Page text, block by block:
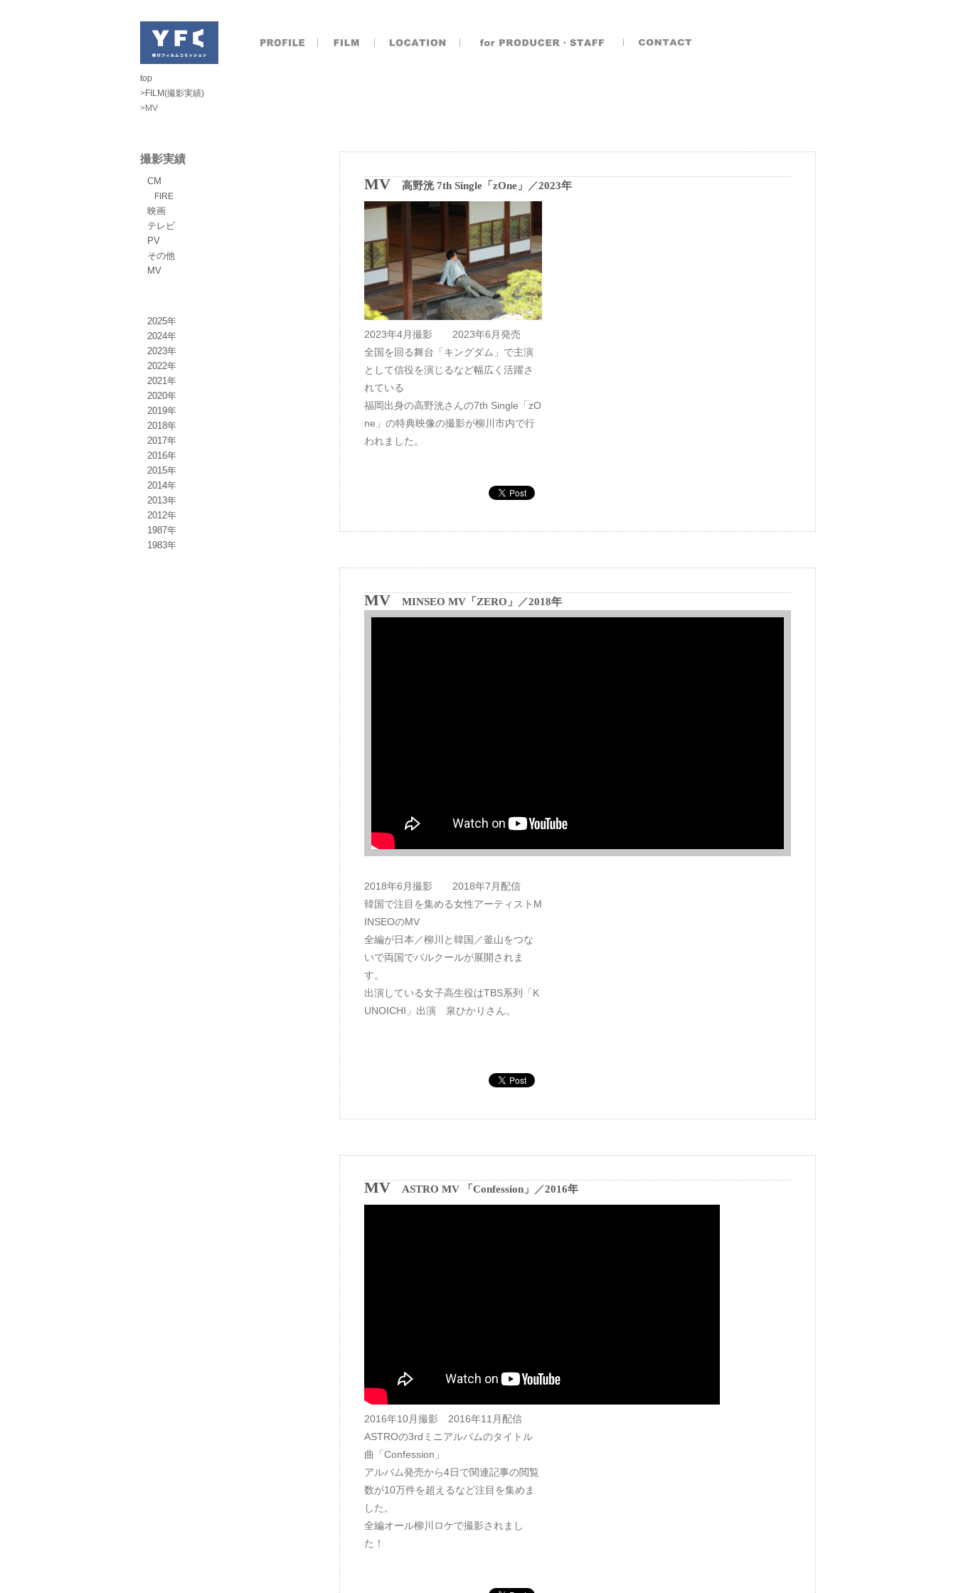
top
>FILM(撮影実績)
>MV
撮影実績
CM
FIRE
映画
テレビ
PV
その他
MV
2025年
2024年
2023年
2022年
2021年
2020年
2019年
2018年
2017年
2016年
2015年
2014年
2013年
2012年
1987年
1983年
MV 高野洸 7th Single「zOne」 ／2023年
2023年4月撮影 2023年6月発売
全国を回る舞台「キングダム」で主演
として信役を演じるなど幅広く活躍さ
れている
福岡出身の高野洸さんの7th Single「zO
ne」の特典映像の撮影が柳川市内で行
われました。
MV MINSEO MV「ZERO」 ／2018年
2018年6月撮影 2018年7月配信
韓国で注目を集める女性アーティストM
INSEOのMV
全編が日本／柳川と韓国／釜山をつな
いで両国でパルクールが展開されま
す。
出演している女子高生役はTBS系列「K
UNOICHI」出演 泉ひかりさん。
MV ASTRO MV 「Confession」 ／2016年
2016年10月撮影 2016年11月配信
ASTROの3rdミニアルバムのタイトル
曲「Confession」
アルバム発売から4日で関連記事の閲覧
数が10万件を超えるなど注目を集めま
した。
全編オール柳川ロケで撮影されまし
た！